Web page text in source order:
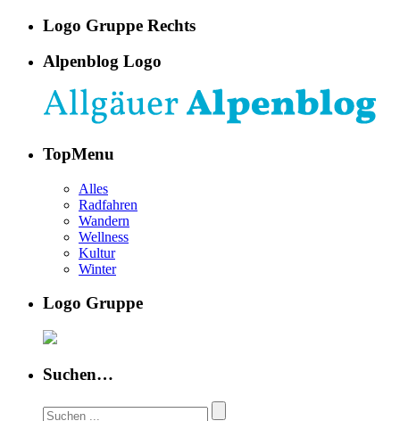
Logo Gruppe Rechts
Alpenblog Logo
TopMenu
Alles
Radfahren
Wandern
Wellness
Kultur
Winter
Logo Gruppe
Suchen…